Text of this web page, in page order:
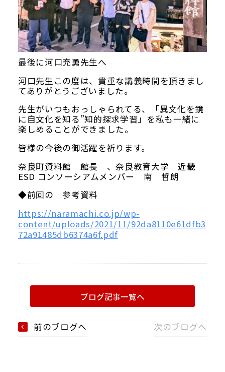
最後に河口充勇先生へ
河口先生この度は、貴重な講義時間を頂きまし
てありがとうございました。
先生がいつもおっしゃられてる、「異文化を鏡
に自文化を知る”知的探求学習」を私も一緒に
楽しめることができました。
皆様の今後の御活躍を祈ります。
奈良町資料館 館長 、奈良教育大学 近畿
ESD コンソーシアムメンバー 南 哲朗
◆前回の 参考資料
https://naramachi.co.jp/wp-
content/uploads/2021/11/92da8110e61dfb3
72a91485db6374a6f.pdf
前のブログへ
ブログ記事一覧へ
次のブログへ